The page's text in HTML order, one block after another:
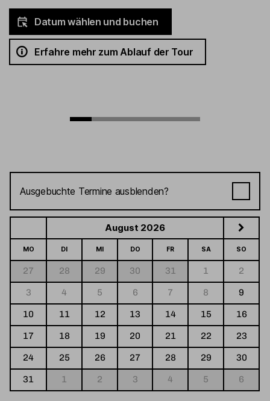
Datum wählen und buchen
Erfahre mehr zum Ablauf der Tour
August 2026
MO DI MI DO FR SA SO
27 28 29 30 31 1
2
3
4 5 6 7 8
9
10
11 12 13 14 15
16
17
18 19 20 21 22
23
24
25 26 27 28 29
30
31
1 2 3 4 5 6
Ausgebuchte Termine ausblenden?